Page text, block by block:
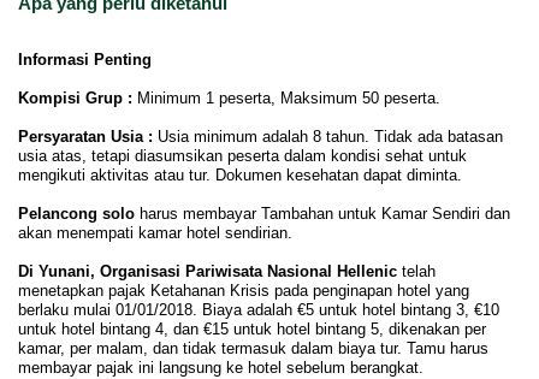
Informasi Penting
Kompisi Grup : Minimum 1 peserta, Maksimum 50 peserta.
Persyaratan Usia : Usia minimum adalah 8 tahun. Tidak ada batasan
usia atas, tetapi diasumsikan peserta dalam kondisi sehat untuk
mengikuti aktivitas atau tur. Dokumen kesehatan dapat diminta.
Pelancong solo harus membayar Tambahan untuk Kamar Sendiri dan
akan menempati kamar hotel sendirian.
Di Yunani, Organisasi Pariwisata Nasional Hellenic telah
menetapkan pajak Ketahanan Krisis pada penginapan hotel yang
berlaku mulai 01/01/2018. Biaya adalah €5 untuk hotel bintang 3, €10
untuk hotel bintang 4, dan €15 untuk hotel bintang 5, dikenakan per
kamar, per malam, dan tidak termasuk dalam biaya tur. Tamu harus
membayar pajak ini langsung ke hotel sebelum berangkat.